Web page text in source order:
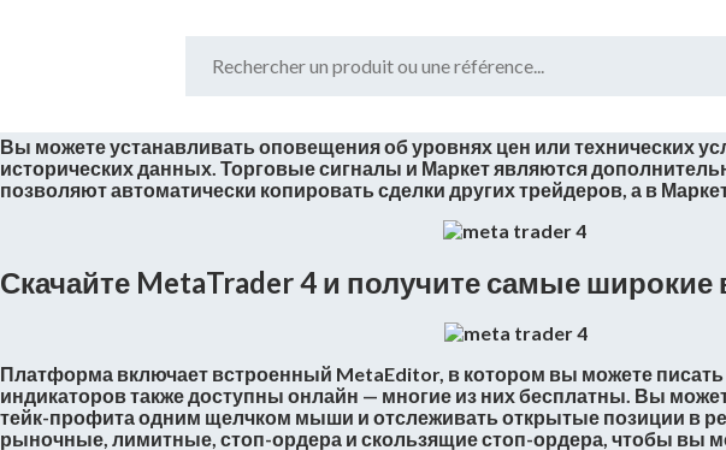
Вы можете устанавливать оповещения об уровнях цен или технических
исторических данных. Торговые сигналы и Маркет являются
позволяют автоматически копировать сделки других трейдеров, а в
Скачайте MetaTrader 4 и получите самые
Платформа включает встроенный MetaEditor, в котором вы можете
индикаторов также доступны онлайн — многие из них бесплатны. Вы
тейк-профита одним щелчком мыши и отслеживать открытые позиции в
рыночные, лимитные, стоп-ордера и скользящие стоп-ордера, чтобы вы